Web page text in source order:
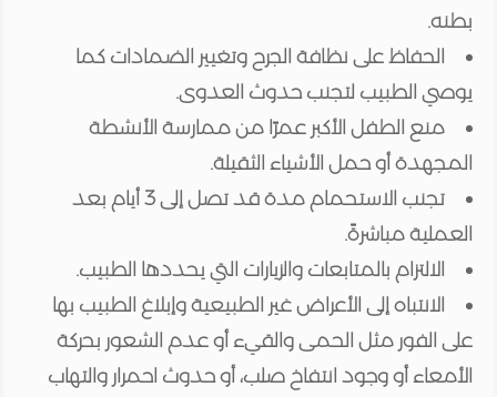
بطنه.
الحفاظ على نظافة الجرح وتغيير الضمادات كما
يوصي الطبيب لتجنب حدوث العدوى.
منع الطفل الأكبر عمرًا من ممارسة الأنشطة
المجهدة أو حمل الأشياء الثقيلة.
تجنب الاستحمام مدة قد تصل إلى 3 أيام بعد
العملية مباشرةً.
الالتزام بالمتابعات والزيارات التي يحددها الطبيب.
الانتباه إلى الأعراض غير الطبيعية وإبلاغ الطبيب بها
على الفور مثل الحمى والقيء أو عدم الشعور بحركة
الأمعاء أو وجود انتفاخ صلب، أو حدوث احمرار والتهاب